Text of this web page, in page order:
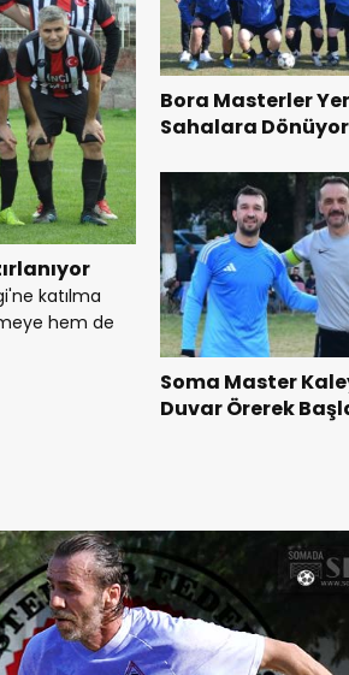
katılma
hem de
Bora Masterler
Sahalara Dönüyor
Soma Master
Duvar Örerek